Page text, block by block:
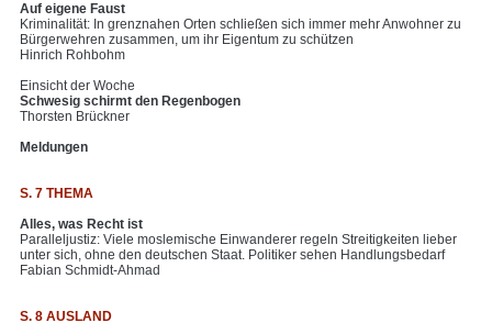
Auf eigene Faust
Kriminalität: In grenznahen Orten schließen sich immer mehr Anwohner zu
Bürgerwehren zusammen, um ihr Eigentum zu schützen
Hinrich Rohbohm
Einsicht der Woche
Schwesig schirmt den Regenbogen
Thorsten Brückner
Meldungen
S. 7 THEMA
Alles, was Recht ist
Paralleljustiz: Viele moslemische Einwanderer regeln Streitigkeiten lieber
unter sich, ohne den deutschen Staat. Politiker sehen Handlungsbedarf
Fabian Schmidt-Ahmad
S. 8 AUSLAND